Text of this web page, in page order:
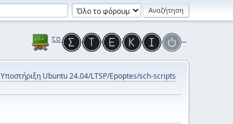
Υποστήριξη Ubuntu 24.04/LTSP/Epoptes/sch-scripts